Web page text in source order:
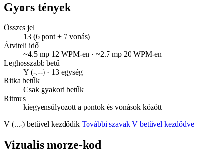
Gyors tények
Összes jel
13 (6 pont + 7 vonás)
Átviteli idő
~4.5 mp 12 WPM-en · ~2.7 mp 20 WPM-en
Leghosszabb betű
Y (-.--) · 13 egység
Ritka betűk
Csak gyakori betűk
Ritmus
kiegyensúlyozott a pontok és vonások között
V (...-) betűvel kezdődik További szavak V betűvel kezdődve
Vizualis morze-kod